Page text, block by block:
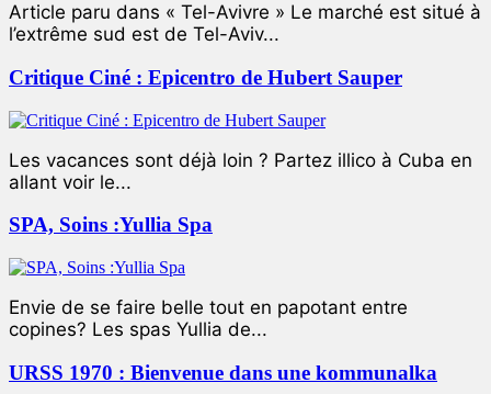
Article paru dans « Tel-Avivre » Le marché est situé à
l’extrême sud est de Tel-Aviv...
Critique Ciné : Epicentro de Hubert Sauper
Les vacances sont déjà loin ? Partez illico à Cuba en
allant voir le...
SPA, Soins :Yullia Spa
Envie de se faire belle tout en papotant entre
copines? Les spas Yullia de...
URSS 1970 : Bienvenue dans une kommunalka